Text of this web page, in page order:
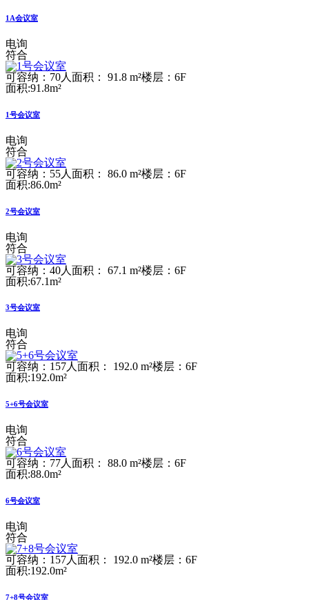
1A会议室
电询
符合
可容纳：70人 面积： 91.8 m²楼层：6F
面积:91.8m²
1号会议室
电询
符合
可容纳：55人 面积： 86.0 m²楼层：6F
面积:86.0m²
2号会议室
电询
符合
可容纳：40人 面积： 67.1 m²楼层：6F
面积:67.1m²
3号会议室
电询
符合
可容纳：157人面积： 192.0 m²楼层：6F
面积:192.0m²
5+6号会议室
电询
符合
可容纳：77人 面积： 88.0 m²楼层：6F
面积:88.0m²
6号会议室
电询
符合
可容纳：157人 面积： 192.0 m²楼层：6F
面积:192.0m²
7+8号会议室